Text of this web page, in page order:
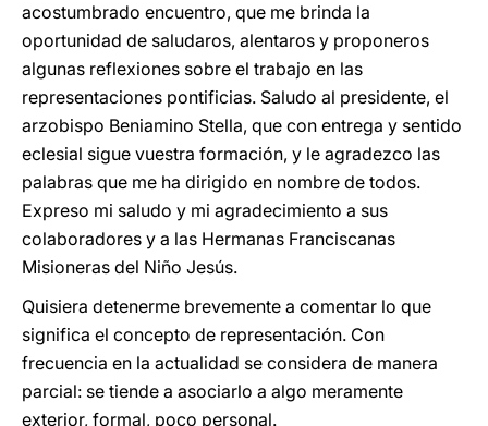
acostumbrado encuentro, que me brinda la
oportunidad de saludaros, alentaros y proponeros
algunas reflexiones sobre el trabajo en las
representaciones pontificias. Saludo al presidente, el
arzobispo Beniamino Stella, que con entrega y sentido
eclesial sigue vuestra formación, y le agradezco las
palabras que me ha dirigido en nombre de todos.
Expreso mi saludo y mi agradecimiento a sus
colaboradores y a las Hermanas Franciscanas
Misioneras del Niño Jesús.
Quisiera detenerme brevemente a comentar lo que
significa el concepto de representación. Con
frecuencia en la actualidad se considera de manera
parcial: se tiende a asociarlo a algo meramente
exterior, formal, poco personal.